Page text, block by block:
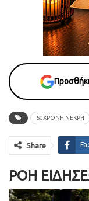
60ΧΡΟΝΗ ΝΕΚΡΗ
Share
ΡΟΉ